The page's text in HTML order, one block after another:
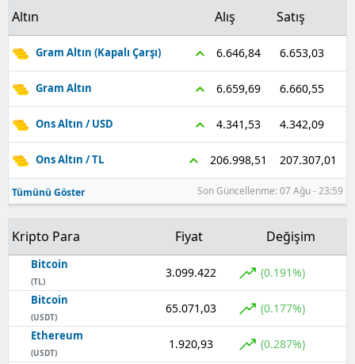
Altın Alış Satış
Gram Altın (Kapalı Çarşı) 6.646,84 6.653,03
Gram Altın 6.659,69 6.660,55
Ons Altın / USD 4.341,53 4.342,09
Ons Altın / TL 206.998,51 207.307,01
Tümünü Göster Son Güncellenme: 07 Ağu - 23:59
Kripto Para Fiyat Değişim
Bitcoin
(TL)
3.099.422 (0.191%)
Bitcoin
(USDT)
65.071,03 (0.177%)
Ethereum
(USDT)
1.920,93 (0.287%)